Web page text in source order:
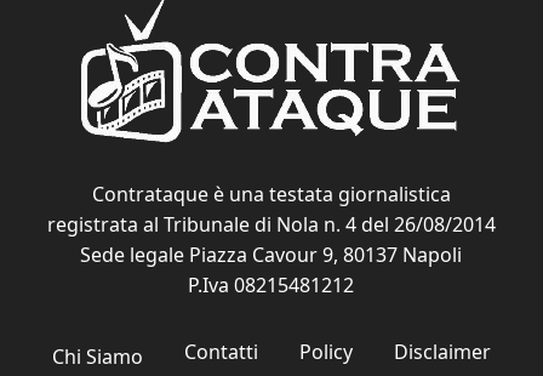
Contrataque è una testata giornalistica
registrata al Tribunale di Nola n. 4 del 26/08/2014
Sede legale Piazza Cavour 9, 80137 Napoli
P.Iva 08215481212
Chi Siamo Contatti Policy
Disclaimer